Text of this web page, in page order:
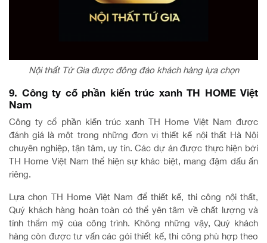
Nội thất Tứ Gia được đông đảo khách hàng lựa chọn
9. Công ty cổ phần kiến trúc xanh TH HOME Việt
Nam
Công ty cổ phần kiến trúc xanh TH Home Việt Nam được
đánh giá là một trong những đơn vị thiết kế nội thất Hà Nội
chuyên nghiệp, tận tâm, uy tín. Các dự án được thực hiện bởi
TH Home Việt Nam thể hiện sự khác biệt, mang đậm dấu ấn
riêng.
Lựa chọn TH Home Việt Nam để thiết kế, thi công nội thất,
Quý khách hàng hoàn toàn có thể yên tâm về chất lượng và
tính thẩm mỹ của công trình. Không những vậy, Quý khách
hàng còn được tư vấn các gói thiết kế, thi công phù hợp theo